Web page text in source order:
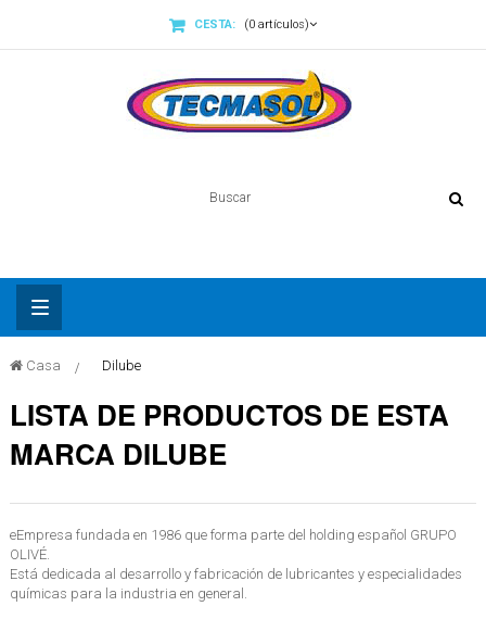
CESTA: (0 artículos)
la
navigation
Casa > Dilube
LISTA DE PRODUCTOS DE ESTA
MARCA DILUBE
eEmpresa fundada en 1986 que forma parte del holding español GRUPO
OLIVÉ.
Está dedicada al desarrollo y fabricación de lubricantes y especialidades
químicas para la industria en general.